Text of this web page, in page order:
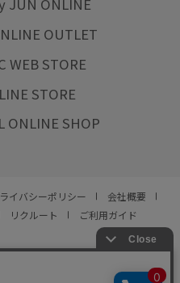
OUTLET
WEB STORE
STORE
ONLINE SHOP
イバシーポリシー
会社概要
リクルート ご利用ガイド